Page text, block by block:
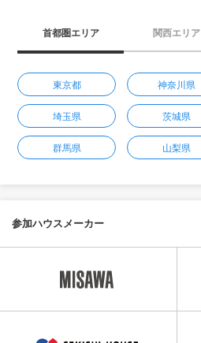
首都圏エリア 関西エリア
東京都 神奈川県
埼玉県 茨城県
群馬県 山梨県
参加ハウスメーカー